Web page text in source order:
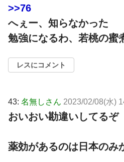
>>76
へぇー、知らなかった
勉強になるわ、若桃の蜜
レスにコメント
43: 名無しさん 2023/02/08(水)
おいおい勘違いしてるぞ
薬効があるのは日本のみ